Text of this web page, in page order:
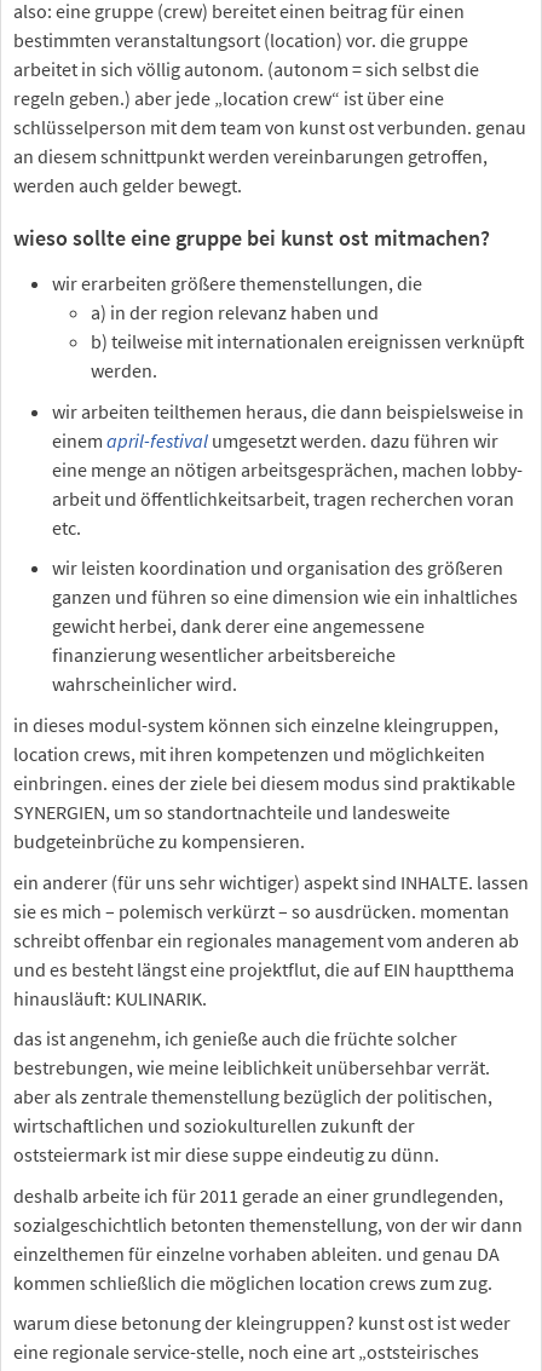
also: eine gruppe (crew) bereitet einen beitrag für einen
bestimmten veranstaltungsort (location) vor. die gruppe
arbeitet in sich völlig autonom. (autonom = sich selbst die
regeln geben.) aber jede „location crew“ ist über eine
schlüsselperson mit dem team von kunst ost verbunden. genau
an diesem schnittpunkt werden vereinbarungen getroffen,
werden auch gelder bewegt.
wieso sollte eine gruppe bei kunst ost mitmachen?
wir erarbeiten größere themenstellungen, die
a) in der region relevanz haben und
b) teilweise mit internationalen ereignissen verknüpft
werden.
wir arbeiten teilthemen heraus, die dann beispielsweise in
einem april-festival umgesetzt werden. dazu führen wir
eine menge an nötigen arbeitsgesprächen, machen lobby-
arbeit und öffentlichkeitsarbeit, tragen recherchen voran
etc.
wir leisten koordination und organisation des größeren
ganzen und führen so eine dimension wie ein inhaltliches
gewicht herbei, dank derer eine angemessene
finanzierung wesentlicher arbeitsbereiche
wahrscheinlicher wird.
in dieses modul-system können sich einzelne kleingruppen,
location crews, mit ihren kompetenzen und möglichkeiten
einbringen. eines der ziele bei diesem modus sind praktikable
SYNERGIEN, um so standortnachteile und landesweite
budgeteinbrüche zu kompensieren.
ein anderer (für uns sehr wichtiger) aspekt sind INHALTE. lassen
sie es mich – polemisch verkürzt – so ausdrücken. momentan
schreibt offenbar ein regionales management vom anderen ab
und es besteht längst eine projektflut, die auf EIN hauptthema
hinausläuft: KULINARIK.
das ist angenehm, ich genieße auch die früchte solcher
bestrebungen, wie meine leiblichkeit unübersehbar verrät.
aber als zentrale themenstellung bezüglich der politischen,
wirtschaftlichen und soziokulturellen zukunft der
oststeiermark ist mir diese suppe eindeutig zu dünn.
deshalb arbeite ich für 2011 gerade an einer grundlegenden,
sozialgeschichtlich betonten themenstellung, von der wir dann
einzelthemen für einzelne vorhaben ableiten. und genau DA
kommen schließlich die möglichen location crews zum zug.
warum diese betonung der kleingruppen? kunst ost ist weder
eine regionale service-stelle, noch eine art „oststeirisches